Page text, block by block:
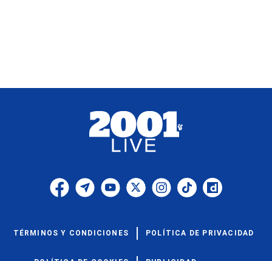
TÉRMINOS Y CONDICIONES POLÍTICA DE PRIVACIDAD